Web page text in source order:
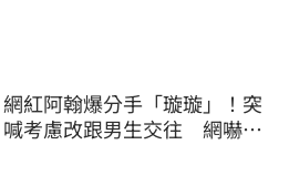
網紅阿翰爆分手「璇璇」！突
喊考慮改跟男生交往 網嚇：